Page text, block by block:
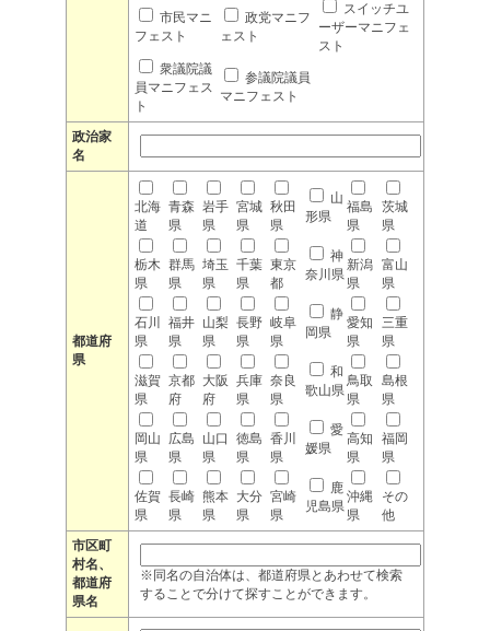
市民マニ
フェスト
政党マニフ
ェスト
スイッチユ
ーザーマニフェ
スト
衆議院議
員マニフェス
ト
参議院議員
マニフェスト
政治家
名
都道府
県
北海
道
青森
県
岩手
県
宮城
県
秋田
県
山
形県
福島
県
茨城
県
栃木
県
群馬
県
埼玉
県
千葉
県
東京
都
神
奈川県
新潟
県
富山
県
石川
県
福井
県
山梨
県
長野
県
岐阜
県
静
岡県
愛知
県
三重
県
滋賀
県
京都
府
大阪
府
兵庫
県
奈良
県
和
歌山県
鳥取
県
島根
県
岡山
県
広島
県
山口
県
徳島
県
香川
県
愛
媛県
高知
県
福岡
県
佐賀
県
長崎
県
熊本
県
大分
県
宮崎
県
鹿
児島県
沖縄
県
その
他
市区町
村名、
都道府
県名
※同名の自治体は、都道府県とあわせて検索
することで分けて探すことができます。